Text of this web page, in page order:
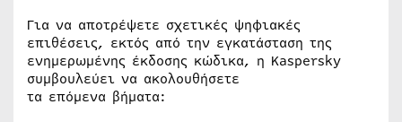
Για να αποτρέψετε σχετικές ψηφιακές
επιθέσεις, εκτός από την εγκατάσταση της
ενημερωμένης έκδοσης κώδικα, η Kaspersky
συμβουλεύει να ακολουθήσετε
τα επόμενα βήματα: